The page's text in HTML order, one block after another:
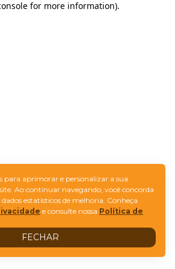
for more information).
para aprimorar e personalizar a sua
Ao continuar navegando, você concorda
estatísticos de melhoria. Conheça
e consulte nossa Política de
FECHAR